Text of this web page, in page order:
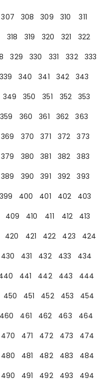
307 308 309 310
311
318 319 320 321
322
329 330 331 332
333
339 340 341 342
343
349 350 351 352
353
359 360 361 362
363
369 370 371 372
373
379 380 381 382
383
389 390 391 392
393
399 400 401 402
403
409 410 411 412
413
420 421 422 423
424
430 431 432 433
434
441 442 443
444
450 451 452 453
454
460 461 462 463
464
470 471 472 473
474
480 481 482 483
484
490 491 492 493
494